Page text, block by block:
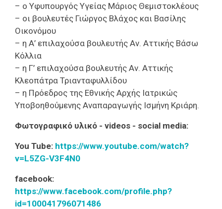
– ο Υφυπουργός Υγείας Μάριος Θεμιστοκλέους
– οι βουλευτές Γιώργος Βλάχος και Βασίλης
Οικονόμου
– η Α’ επιλαχούσα βουλευτής Αν. Αττικής Βάσω
Κόλλια
– η Γ’ επιλαχούσα βουλευτής Αν. Αττικής
Κλεοπάτρα Τριανταφυλλίδου
– η Πρόεδρος της Εθνικής Αρχής Ιατρικώς
Υποβοηθούμενης Αναπαραγωγής Ισμήνη Κριάρη.
Φωτογραφικό υλικό - videos - social media:
You Tube: https://www.youtube.com/watch?
v=L5ZG-V3F4N0
facebook:
https://www.facebook.com/profile.php?
id=100041796071486